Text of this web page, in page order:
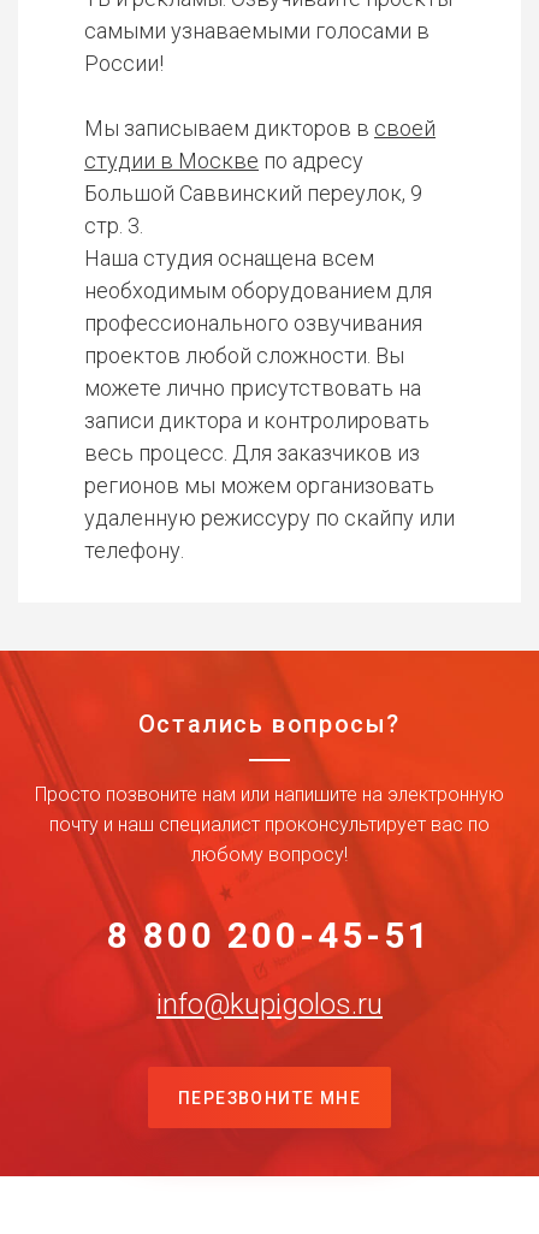
самыми узнаваемыми голосами в
России!
Мы записываем дикторов в своей
студии в Москве по адресу
Большой Саввинский переулок, 9
стр. 3.
Наша студия оснащена всем
необходимым оборудованием для
профессионального озвучивания
проектов любой сложности. Вы
можете лично присутствовать на
записи диктора и контролировать
весь процесс. Для заказчиков из
регионов мы можем организовать
удаленную режиссуру по скайпу или
телефону.
Остались вопросы?
Просто позвоните нам или напишите на электронную
почту и наш специалист проконсультирует вас по
любому вопросу!
8 800 200-45-51
info@kupigolos.ru
ПЕРЕЗВОНИТЕ МНЕ